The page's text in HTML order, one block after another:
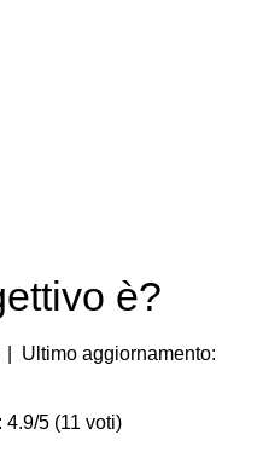
è?
| Ultimo aggiornamento:
4.9/5 (11 voti)